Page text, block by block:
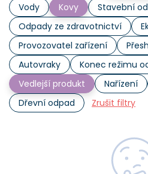
Vody
Kovy
Stavební
Odpady ze zdravotnictví
Provozovatel zařízení
Autovraky
Konec režimu
Vedlejší produkt
Nařízení
Dřevní odpad
Zrušit filtry